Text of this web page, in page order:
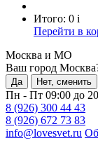
Итого: 0 i
Перейти в
Москва и МО
Ваш город
Да Нет, сменить
Пн - Пт 09:00 до
8 (926) 300 44 43
8 (926) 672 73 83
info@lovesvet.ru